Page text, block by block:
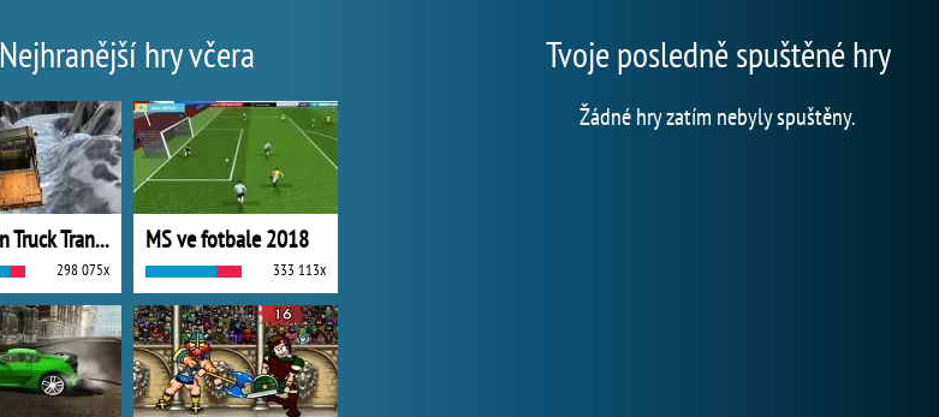
Nejhranější hry včera
Mountain Truck Transport
298 075x
MS ve fotbale 2018
333 113x
Tvoje posledně spuštěné hry
Žádné hry zatím nebyly spuštěny.